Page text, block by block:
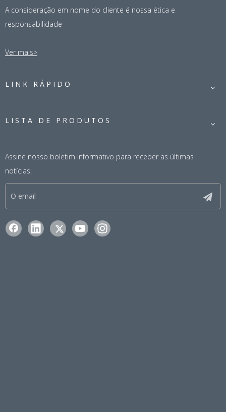
Máquina de montagem de
para tubo de aço criogênico
A consideração em nome do cliente é nossa ética e
responsabilidade
Ver mais>
LINK RÁPIDO
LISTA DE PRODUTOS
Assine nosso boletim informativo para receber as últimas
notícias.